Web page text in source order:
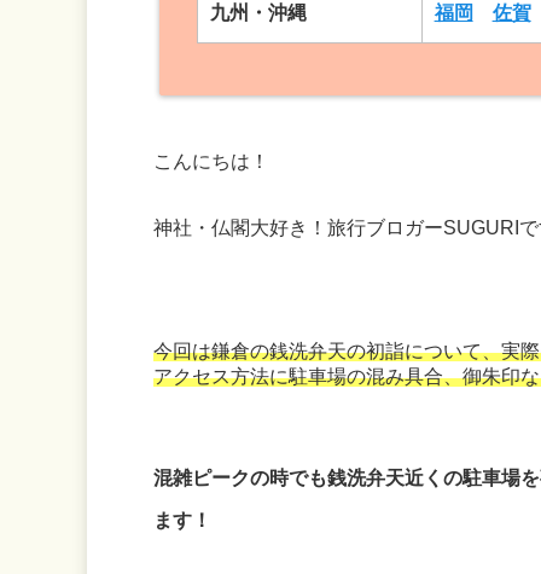
九州・沖縄 福岡 佐賀
こんにちは！
神社・仏閣大好き！旅行ブロガーSUGURIで
今回は鎌倉の銭洗弁天の初詣について、実
アクセス方法に駐車場の混み具合、御朱印
混雑ピークの時でも銭洗弁天近くの駐車場
ます！